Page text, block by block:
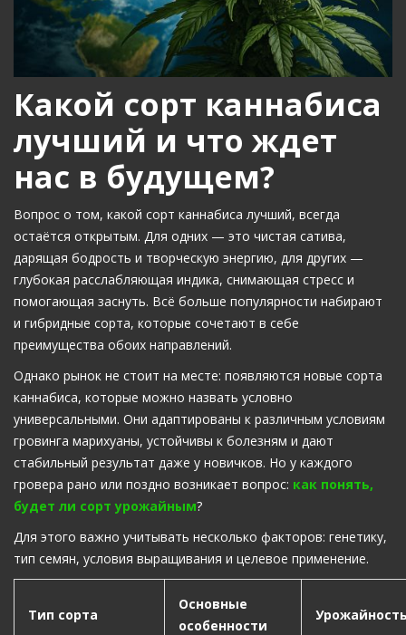
Какой сорт каннабиса
лучший и что ждет
нас в будущем?
Вопрос о том, какой сорт каннабиса лучший, всегда
остаётся открытым. Для одних — это чистая сатива,
дарящая бодрость и творческую энергию, для других —
глубокая расслабляющая индика, снимающая стресс и
помогающая заснуть. Всё больше популярности набирают
и гибридные сорта, которые сочетают в себе
преимущества обоих направлений.
Однако рынок не стоит на месте: появляются новые сорта
каннабиса, которые можно назвать условно
универсальными. Они адаптированы к различным условиям
гровинга марихуаны, устойчивы к болезням и дают
стабильный результат даже у новичков. Но у каждого
гровера рано или поздно возникает вопрос: как понять,
будет ли сорт урожайным?
Для этого важно учитывать несколько факторов: генетику,
тип семян, условия выращивания и целевое применение.
Тип сорта
Основные
особенности